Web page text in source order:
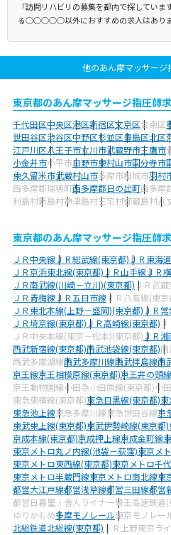
「訪問リハビリの募集を都内で探してい
る○○○○○以外におすすめの求人はありま
他のあん摩マッサージ
東京都のあん摩マッサージ指圧師
千代田区中央区港区新宿区文京区台東区
世田谷区渋谷区中野区杉並区豊島区北区
江戸川区八王子市立川市武蔵野市三鷹市
小金井市小平市日野市東村山市国分寺市
東久留米市武蔵村山市多摩市稲城市羽村
西多摩郡瑞穂町西多摩郡日の出町西多摩
利島村新島村神津島村三宅村御蔵島村八
東京都のあん摩マッサージ指圧師
ＪＲ中央線ＪＲ総武線(東京都)ＪＲ東海
ＪＲ京浜東北線(東京都)ＪＲ山手線ＪＲ
ＪＲ南武線(川崎－立川)(東京都) ＪＲ武
ＪＲ青梅線ＪＲ五日市線 ＪＲ八高線(東京
ＪＲ東北本線(上野－盛岡)(東京都)ＪＲ
ＪＲ埼京線(東京都)ＪＲ高崎線(東京都)
ＪＲ中央本線(東京－松本)(東京都)ＪＲ
西武新宿線(東京都)西武池袋線(東京都)
西武多摩湖線西武多摩川線西武拝島線西
京王線京王相模原線(東京都)京王井の頭線
京王動物園線小田急小田原線(東京都)小
東急東横線(東京都)東急目黒線(東京都)
東急池上線東急多摩川線東急世田谷線京
東武東上線(東京都)東武伊勢崎線(東京都)
京成本線(東京都)京成押上線京成金町線
東京メトロ丸ノ内線(池袋－荻窪)東京メ
東京メトロ東西線(東京都)東京メトロ千
東京メトロ半蔵門線東京メトロ南北線東
都営大江戸線都営浅草線都営三田線都営
都営日暮里・舎人ライナー埼玉高速鉄道(
ゆりかもめ多摩モノレール東京モノレー
北総鉄道北総線(東京都) ＪＲ上野東京ラ